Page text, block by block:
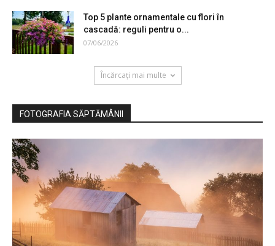
Top 5 plante ornamentale cu flori în
cascadă: reguli pentru o...
07/06/2026
Încărcați mai multe
FOTOGRAFIA SĂPTĂMÂNII